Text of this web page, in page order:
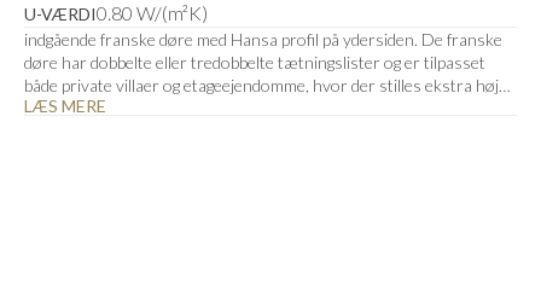
U-VÆRDI0.80 W/(m²K)
indgående franske døre med Hansa profil på ydersiden. De franske
døre har dobbelte eller tredobbelte tætningslister og er tilpasset
både private villaer og etageejendomme, hvor der stilles ekstra høje
krav til klimaskallen.
LÆS MERE